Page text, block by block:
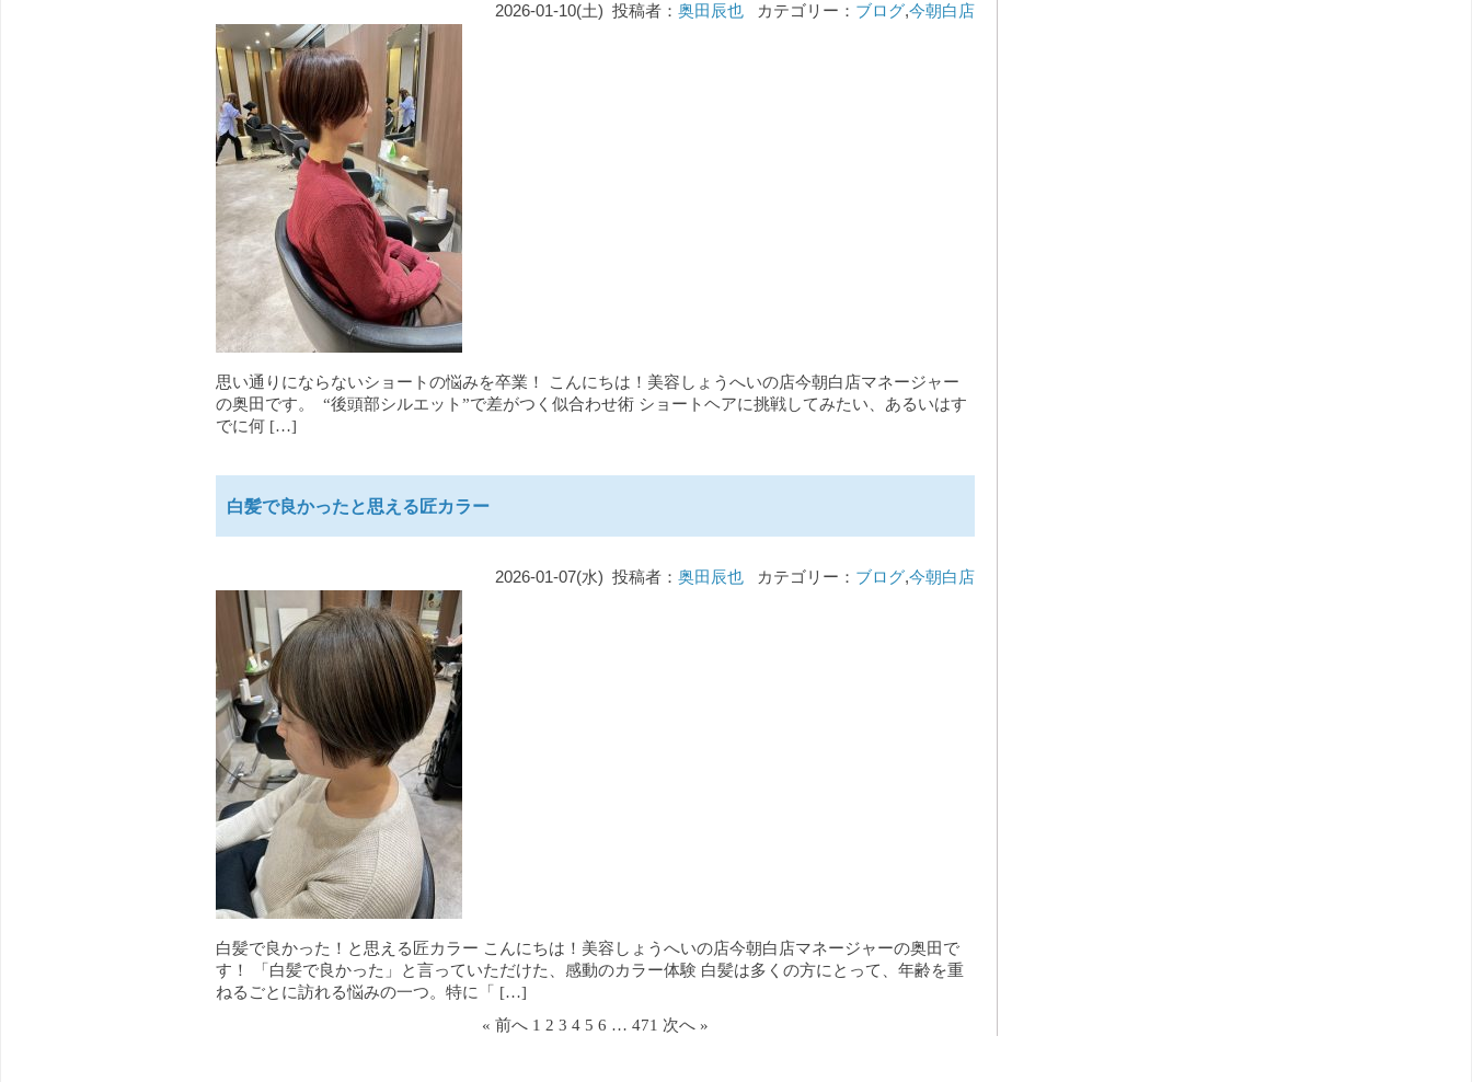
2026-01-10(土) 投稿者： 奥田辰也カテゴリー： ブログ,今朝白店
思い通りにならないショートの悩みを卒業！ こんにちは！美容しょうへいの店今朝白店マネージャー
の奥田です。 “後頭部シルエット”で差がつく似合わせ術 ショートヘアに挑戦してみたい、あるいはす
でに何 […]
白髪で良かったと思える匠カラー
2026-01-07(水) 投稿者： 奥田辰也カテゴリー： ブログ,今朝白店
白髪で良かった！と思える匠カラー こんにちは！美容しょうへいの店今朝白店マネージャーの奥田で
す！ 「白髪で良かった」と言っていただけた、感動のカラー体験 白髪は多くの方にとって、年齢を重
ねるごとに訪れる悩みの一つ。特に「 […]
« 前へ 1 2 3 4 5 6 … 471 次へ »